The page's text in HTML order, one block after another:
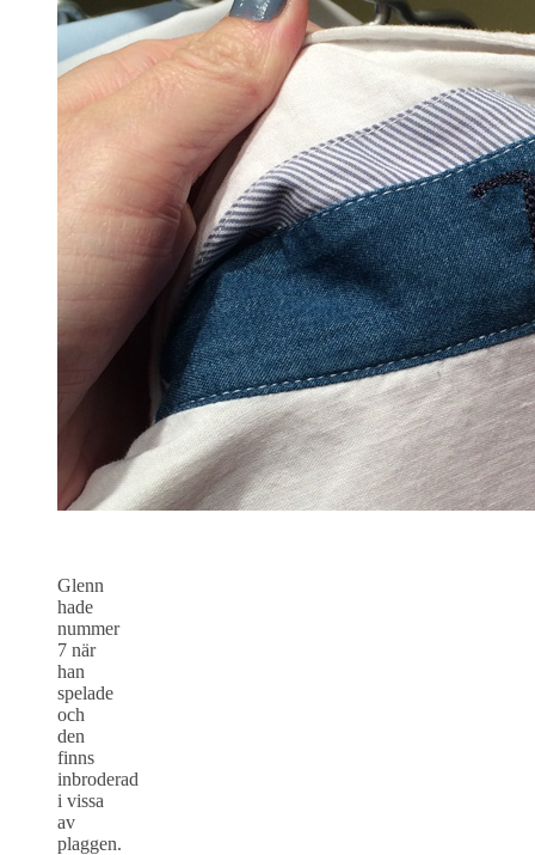
Glenn
hade
nummer
7 när
han
spelade
och
den
finns
inbroderad
i vissa
av
plaggen.